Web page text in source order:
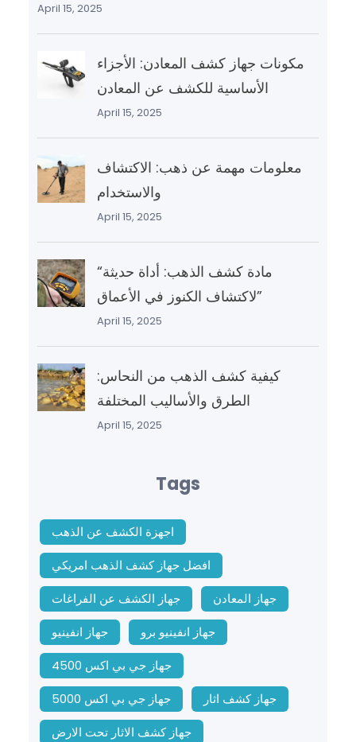
April 15, 2025
مكونات جهاز كشف المعادن: الأجزاء
الأساسية للكشف عن المعادن
April 15, 2025
معلومات مهمة عن ذهب: الاكتشاف
والاستخدام
April 15, 2025
“مادة كشف الذهب: أداة حديثة
لاكتشاف الكنوز في الأعماق”
April 15, 2025
كيفية كشف الذهب من النحاس:
الطرق والأساليب المختلفة
April 15, 2025
Tags
اجهزة الكشف عن الذهب
افضل جهاز كشف الذهب امريكي
جهاز الكشف عن الفراغات
جهاز المعادن
جهاز انفينيو
جهاز انفينيو برو
جهاز جي بي اكس 4500
جهاز جي بي اكس 5000
جهاز كشف اثار
جهاز كشف الاثار تحت الارض